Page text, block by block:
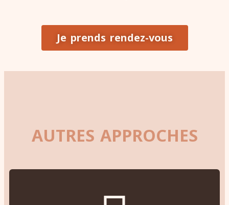
Je prends rendez-vous
AUTRES APPROCHES